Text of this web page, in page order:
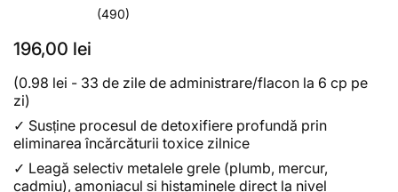
(490)
196,00 lei
(0.98 lei - 33 de zile de administrare/flacon la 6 cp pe
zi)
✓ Susține procesul de detoxifiere profundă prin
eliminarea încărcăturii toxice zilnice
✓ Leagă selectiv metalele grele (plumb, mercur,
cadmiu), amoniacul și histaminele direct la nivel